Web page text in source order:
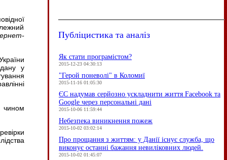
у
чином
Публіцистика та аналіз
Як стати програмістом?
2015-12-23 04:30:13
"Герой поневолі" в Коломиї
2015-11-16 01:05:30
ЄC надумав серйозно ускладнити життя Facebook та
Google через персональні дані
2015-10-06 11:59:44
Небезпека виникнення пожеж
2015-10-02 03:02:14
Про прощання з життям: у Данії існує служба, що
виконує останні бажання невиліковних людей.
2015-10-02 01:45:07